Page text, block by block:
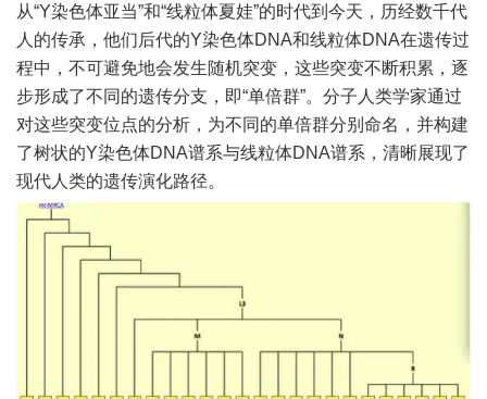
从“Y染色体亚当”和“线粒体夏娃”的时代到今天，历经数千代
人的传承，他们后代的Y染色体DNA和线粒体DNA在遗传过
程中，不可避免地会发生随机突变，这些突变不断积累，逐
步形成了不同的遗传分支，即“单倍群”。分子人类学家通过
对这些突变位点的分析，为不同的单倍群分别命名，并构建
了树状的Y染色体DNA谱系与线粒体DNA谱系，清晰展现了
现代人类的遗传演化路径。